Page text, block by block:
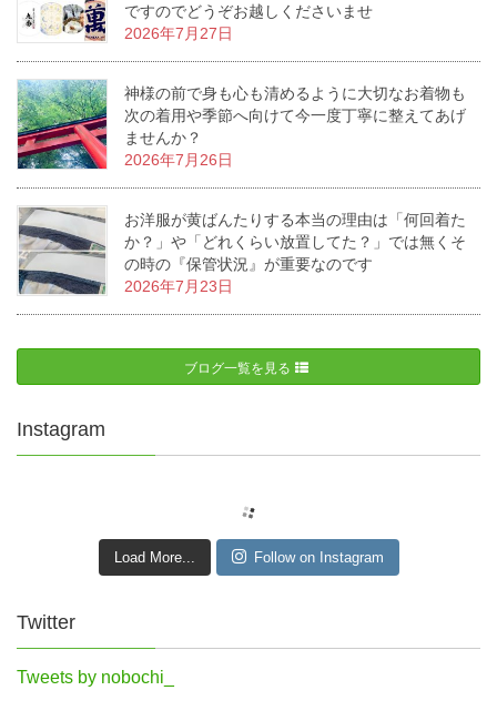
ですのでどうぞお越しくださいませ
2026年7月27日
神様の前で身も心も清めるように大切なお着物も
次の着用や季節へ向けて今一度丁寧に整えてあげ
ませんか？
2026年7月26日
お洋服が黄ばんたりする本当の理由は「何回着た
か？」や「どれくらい放置してた？」では無くそ
の時の『保管状況』が重要なのです
2026年7月23日
ブログ一覧を見る
Instagram
Load More... Follow on Instagram
Twitter
Tweets by nobochi_